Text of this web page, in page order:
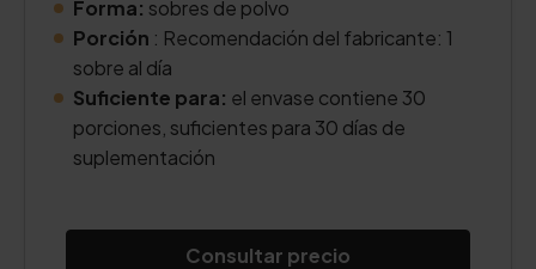
Forma: sobres de polvo
Porción : Recomendación del fabricante: 1
sobre al día
Suficiente para: el envase contiene 30
porciones, suficientes para 30 días de
suplementación
Consultar precio